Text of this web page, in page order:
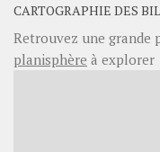
CARTOGRAPHIE DES
Retrouvez une grande
planisphère à explorer